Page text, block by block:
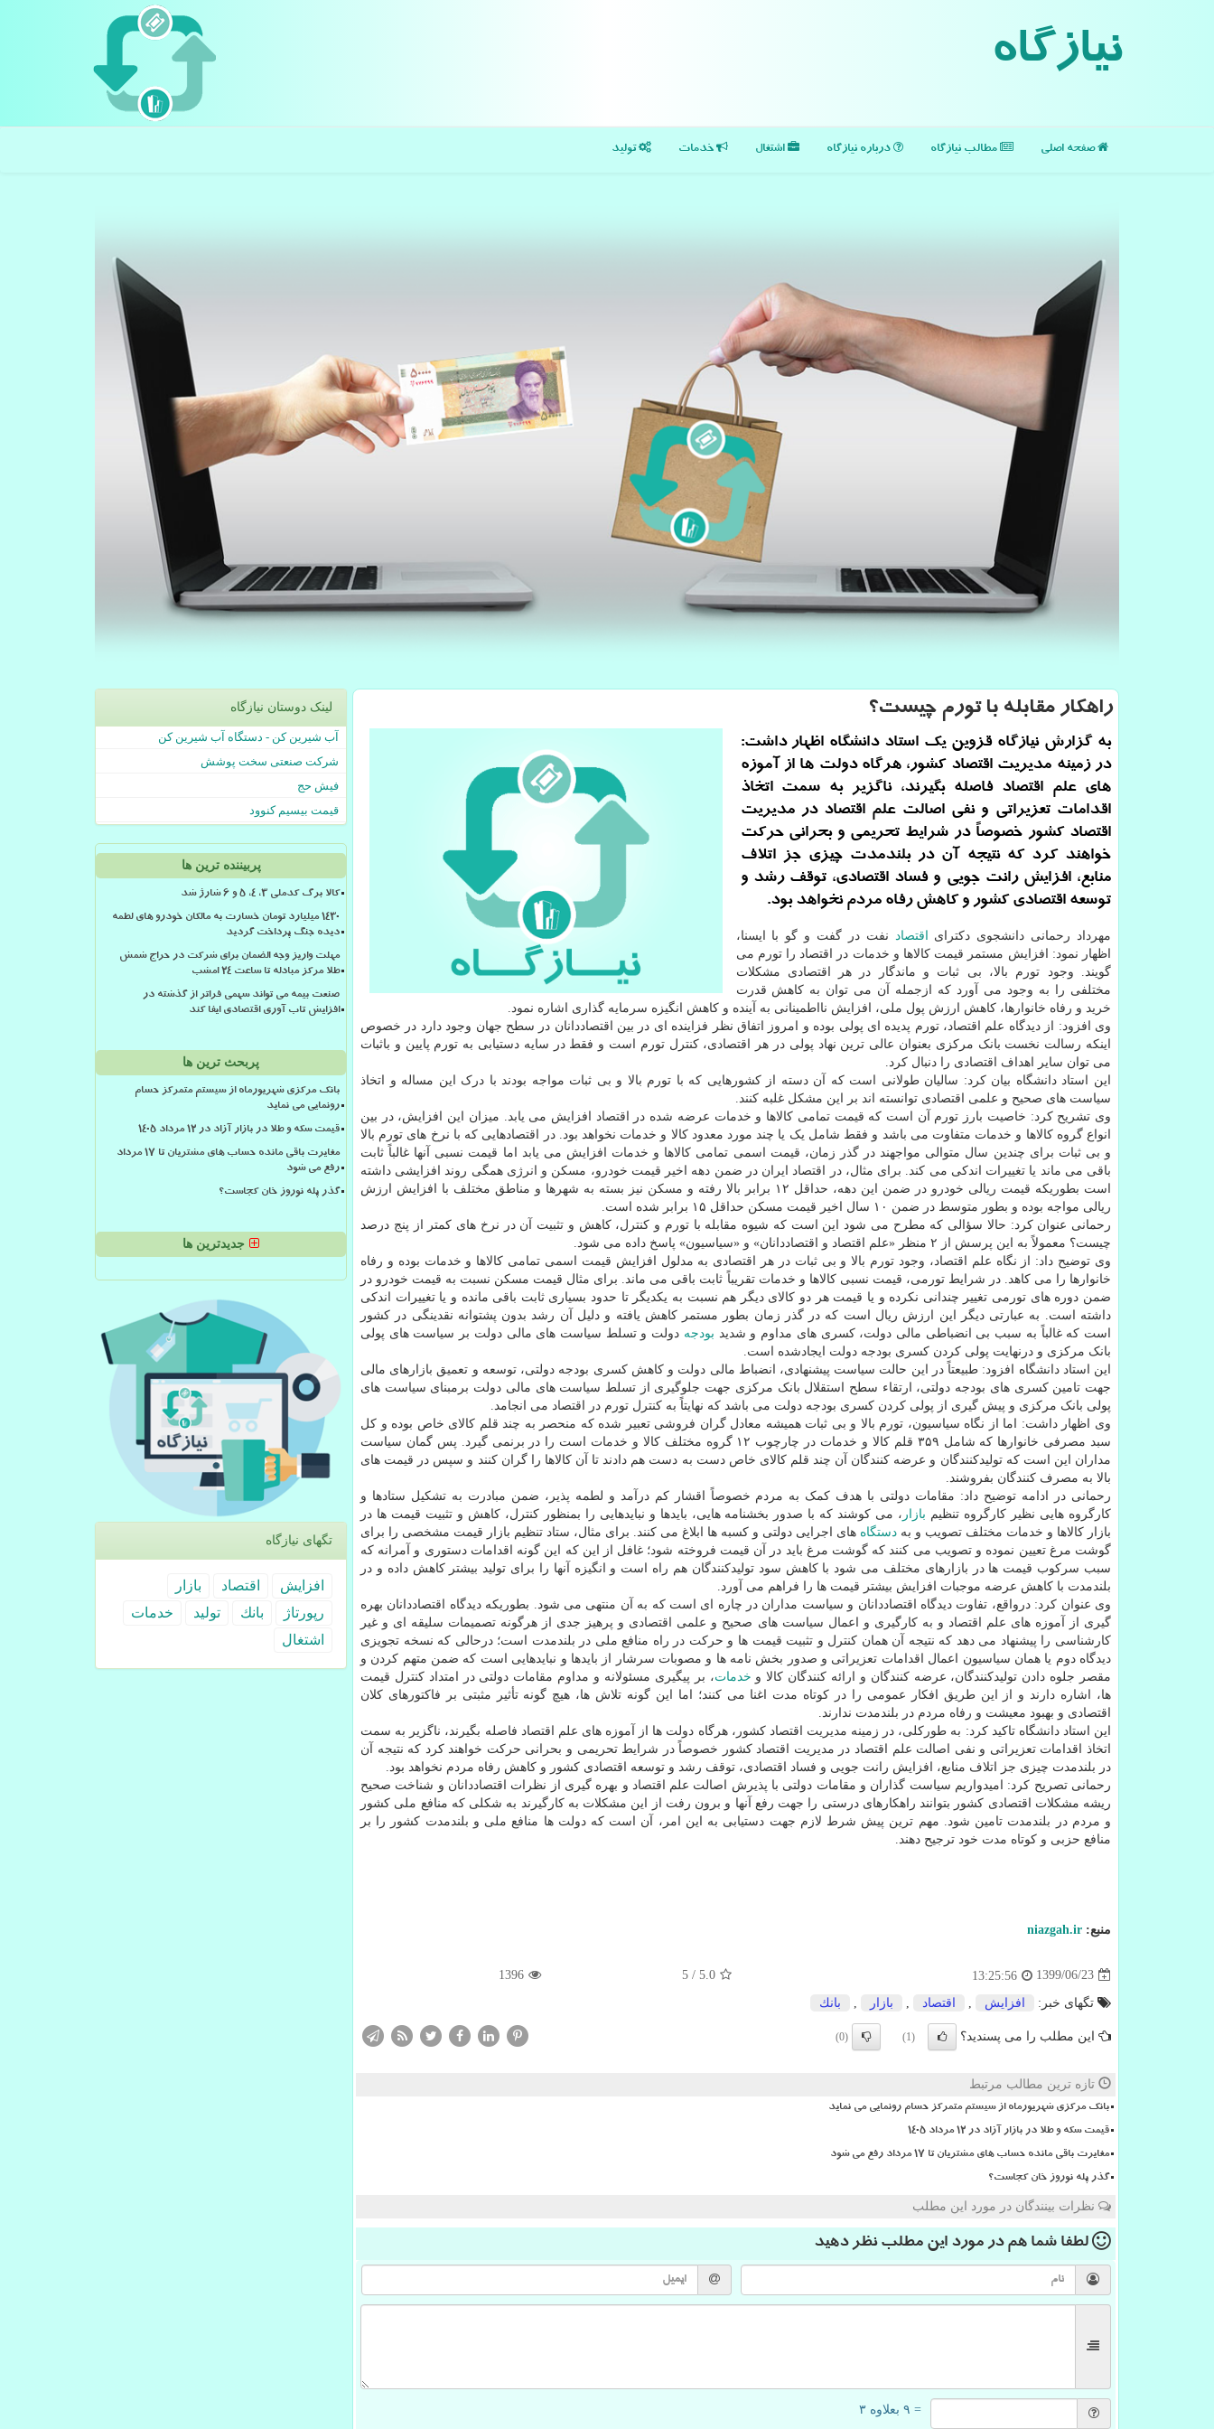
نیازگاه
صفحه اصلی مطالب نیازگاه درباره نیازگاه اشتغال خدمات تولید
راهكار مقابله با تورم چیست؟
به گزارش نیازگاه قزوین یك استاد دانشگاه اظهار داشت:
در زمینه مدیریت اقتصاد كشور، هرگاه دولت ها از آموزه
های علم اقتصاد فاصله بگیرند، ناگزیر به سمت اتخاذ
اقدامات تعزیراتی و نفی اصالت علم اقتصاد در مدیریت
اقتصاد كشور خصوصاً در شرایط تحریمی و بحرانی حركت
خواهند كرد كه نتیجه آن در بلندمدت چیزی جز اتلاف
منابع، افزایش رانت جویی و فساد اقتصادی، توقف رشد و
توسعه اقتصادی كشور و كاهش رفاه مردم نخواهد بود.
مهرداد رحمانی دانشجوی دکترای اقتصاد نفت در گفت و گو با ایسنا،
اظهار نمود: افزایش مستمر قیمت کالاها و خدمات در اقتصاد را تورم می
گویند. وجود تورم بالا، بی ثبات و ماندگار در هر اقتصادی مشکلات
مختلفی را به وجود می آورد که ازجمله آن می توان به کاهش قدرت
خرید و رفاه خانوارها، کاهش ارزش پول ملی، افزایش نااطمینانی به آینده و کاهش انگیزه سرمایه گذاری اشاره نمود.
وی افزود: از دیدگاه علم اقتصاد، تورم پدیده ای پولی بوده و امروز اتفاق نظر فزاینده ای در بین اقتصاددانان در سطح جهان وجود دارد در خصوص
اینکه رسالت نخست بانک مرکزی بعنوان عالی ترین نهاد پولی در هر اقتصادی، کنترل تورم است و فقط در سایه دستیابی به تورم پایین و باثبات
می توان سایر اهداف اقتصادی را دنبال کرد.
این استاد دانشگاه بیان کرد: سالیان طولانی است که آن دسته از کشورهایی که با تورم بالا و بی ثبات مواجه بودند با درک این مساله و اتخاذ
سیاست های صحیح و علمی اقتصادی توانسته اند بر این مشکل غلبه کنند.
وی تشریح کرد: خاصیت بارز تورم آن است که قیمت تمامی کالاها و خدمات عرضه شده در اقتصاد افزایش می یابد. میزان این افزایش، در بین
انواع گروه کالاها و خدمات متفاوت می باشد و فقط شامل یک یا چند مورد معدود کالا و خدمات نخواهد بود. در اقتصادهایی که با نرخ های تورم بالا
و بی ثبات برای چندین سال متوالی مواجهند در گذر زمان، قیمت اسمی تمامی کالاها و خدمات افزایش می یابد اما قیمت نسبی آنها غالباً ثابت
باقی می ماند یا تغییرات اندکی می کند. برای مثال، در اقتصاد ایران در ضمن دهه اخیر قیمت خودرو، مسکن و انرژی همگی روند افزایشی داشته
است بطوریکه قیمت ریالی خودرو در ضمن این دهه، حداقل ۱۲ برابر بالا رفته و مسکن نیز بسته به شهرها و مناطق مختلف با افزایش ارزش
ریالی مواجه بوده و بطور متوسط در ضمن ۱۰ سال اخیر قیمت مسکن حداقل ۱۵ برابر شده است.
رحمانی عنوان کرد: حالا سؤالی که مطرح می شود این است که شیوه مقابله با تورم و کنترل، کاهش و تثبیت آن در نرخ های کمتر از پنج درصد
چیست؟ معمولاً به این پرسش از ۲ منظر «علم اقتصاد و اقتصاددانان» و «سیاسیون» پاسخ داده می شود.
وی توضیح داد: از نگاه علم اقتصاد، وجود تورم بالا و بی ثبات در هر اقتصادی به مدلول افزایش قیمت اسمی تمامی کالاها و خدمات بوده و رفاه
خانوارها را می کاهد. در شرایط تورمی، قیمت نسبی کالاها و خدمات تقریباً ثابت باقی می ماند. برای مثال قیمت مسکن نسبت به قیمت خودرو در
ضمن دوره های تورمی تغییر چندانی نکرده و یا قیمت هر دو کالای دیگر هم نسبت به یکدیگر تا حدود بسیاری ثابت باقی مانده و یا تغییرات اندکی
داشته است. به عبارتی دیگر این ارزش ریال است که در گذر زمان بطور مستمر کاهش یافته و دلیل آن رشد بدون پشتوانه نقدینگی در کشور
است که غالباً به سبب بی انضباطی مالی دولت، کسری های مداوم و شدید بودجه دولت و تسلط سیاست های مالی دولت بر سیاست های پولی
بانک مرکزی و درنهایت پولی کردن کسری بودجه دولت ایجادشده است.
این استاد دانشگاه افزود: طبیعتاً در این حالت سیاست پیشنهادی، انضباط مالی دولت و کاهش کسری بودجه دولتی، توسعه و تعمیق بازارهای مالی
جهت تامین کسری های بودجه دولتی، ارتقاء سطح استقلال بانک مرکزی جهت جلوگیری از تسلط سیاست های مالی دولت برمبنای سیاست های
پولی بانک مرکزی و پیش گیری از پولی کردن کسری بودجه دولت می باشد که نهایتاً به کنترل تورم در اقتصاد می انجامد.
وی اظهار داشت: اما از نگاه سیاسیون، تورم بالا و بی ثبات همیشه معادل گران فروشی تعبیر شده که منحصر به چند قلم کالای خاص بوده و کل
سبد مصرفی خانوارها که شامل ۳۵۹ قلم کالا و خدمات در چارچوب ۱۲ گروه مختلف کالا و خدمات است را در برنمی گیرد. پس گمان سیاست
مداران این است که تولیدکنندگان و عرضه کنندگان آن چند قلم کالای خاص دست به دست هم دادند تا آن کالاها را گران کنند و سپس در قیمت های
بالا به مصرف کنندگان بفروشند.
رحمانی در ادامه توضیح داد: مقامات دولتی با هدف کمک به مردم خصوصاً اقشار کم درآمد و لطمه پذیر، ضمن مبادرت به تشکیل ستادها و
کارگروه هایی نظیر کارگروه تنظیم بازار ، می کوشند که با صدور بخشنامه هایی، بایدها و نبایدهایی را بمنظور کنترل، کاهش و تثبیت قیمت ها در
بازار کالاها و خدمات مختلف تصویب و به دستگاه های اجرایی دولتی و کسبه ها ابلاغ می کنند. برای مثال، ستاد تنظیم بازار قیمت مشخصی را برای
گوشت مرغ تعیین نموده و تصویب می کنند که گوشت مرغ باید در آن قیمت فروخته شود؛ غافل از این که این گونه اقدامات دستوری و آمرانه که
سبب سرکوب قیمت ها در بازارهای مختلف می شود با کاهش سود تولیدکنندگان هم راه است و انگیزه آنها را برای تولید بیشتر کاهش داده و در
بلندمدت با کاهش عرضه موجبات افزایش بیشتر قیمت ها را فراهم می آورد.
وی عنوان کرد: درواقع، تفاوت دیدگاه اقتصاددانان و سیاست مداران در چاره ای است که به آن منتهی می شود. بطوریکه دیدگاه اقتصاددانان بهره
گیری از آموزه های علم اقتصاد و به کارگیری و اعمال سیاست های صحیح و علمی اقتصادی و پرهیز جدی از هرگونه تصمیمات سلیقه ای و غیر
کارشناسی را پیشنهاد می دهد که نتیجه آن همان کنترل و تثبیت قیمت ها و حرکت در راه منافع ملی در بلندمدت است؛ درحالی که نسخه تجویزی
دیدگاه دوم یا همان سیاسیون اعمال اقدامات تعزیراتی و صدور بخش نامه ها و مصوبات سرشار از بایدها و نبایدهایی است که ضمن متهم کردن و
مقصر جلوه دادن تولیدکنندگان، عرضه کنندگان و ارائه کنندگان کالا و خدمات، بر پیگیری مسئولانه و مداوم مقامات دولتی در امتداد کنترل قیمت
ها، اشاره دارند و از این طریق افکار عمومی را در کوتاه مدت اغنا می کنند؛ اما این گونه تلاش ها، هیچ گونه تأثیر مثبتی بر فاکتورهای کلان
اقتصادی و بهبود معیشت و رفاه مردم در بلندمدت ندارند.
این استاد دانشگاه تاکید کرد: به طورکلی، در زمینه مدیریت اقتصاد کشور، هرگاه دولت ها از آموزه های علم اقتصاد فاصله بگیرند، ناگزیر به سمت
اتخاذ اقدامات تعزیراتی و نفی اصالت علم اقتصاد در مدیریت اقتصاد کشور خصوصاً در شرایط تحریمی و بحرانی حرکت خواهند کرد که نتیجه آن
در بلندمدت چیزی جز اتلاف منابع، افزایش رانت جویی و فساد اقتصادی، توقف رشد و توسعه اقتصادی کشور و کاهش رفاه مردم نخواهد بود.
رحمانی تصریح کرد: امیدواریم سیاست گذاران و مقامات دولتی با پذیرش اصالت علم اقتصاد و بهره گیری از نظرات اقتصاددانان و شناخت صحیح
ریشه مشکلات اقتصادی کشور بتوانند راهکارهای درستی را جهت رفع آنها و برون رفت از این مشکلات به کارگیرند به شکلی که منافع ملی کشور
و مردم در بلندمدت تامین شود. مهم ترین پیش شرط لازم جهت دستیابی به این امر، آن است که دولت ها منافع ملی و بلندمدت کشور را بر
منافع حزبی و کوتاه مدت خود ترجیح دهند.
منبع: niazgah.ir
1399/06/23
13:25:56
5.0
/
5
1396
تگهای خبر: افزایش اقتصاد بازار بانك
این مطلب را می پسندید؟ (1)
(0)
تازه ترین مطالب مرتبط
بانک مرکزی شهریورماه از سیستم متمرکز حسام رونمایی می نماید
قیمت سکه و طلا در بازار آزاد در ۱۲ مرداد ۱۴۰۵
مغایرت باقی مانده حساب های مشتریان تا 17 مرداد رفع می شود
گذر پله نوروز خان کجاست؟
نظرات بینندگان در مورد این مطلب
لطفا شما همدر مورد این مطلب نظر دهید
= ۹ بعلاوه ۳
لینک دوستان نیازگاه
آب شیرین کن - دستگاه آب شیرین کن
شرکت صنعتی سخت پوشش
فیش حج
قیمت بیسیم کنوود
پربیننده ترین ها
کالا برگ کدملی 3، 4، 5 و 6 شارژ شد
۱۴۳۰ میلیارد تومان خسارت به مالکان خودرو های لطمه
دیده جنگ پرداخت گردید
مهلت واریز وجه الضمان برای شرکت در حراج شمش
طلا مرکز مبادله تا ساعت ۲۴ امشب
صنعت بیمه می تواند سهمی فراتر از گذشته در
افزایش تاب آوری اقتصادی ایفا کند
پربحث ترین ها
بانک مرکزی شهریورماه از سیستم متمرکز حسام
رونمایی می نماید
قیمت سکه و طلا در بازار آزاد در ۱۲ مرداد ۱۴۰۵
مغایرت باقی مانده حساب های مشتریان تا 17 مرداد
رفع می شود
گذر پله نوروز خان کجاست؟
جدیدترین ها
تگهای نیازگاه
افزایش اقتصاد
بازار
رپورتاژ
بانك تولید
خدمات
اشتغال